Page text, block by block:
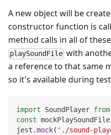
A new object will be
constructor function is
method calls in all of
playSoundFile with
a reference to that same
so it's available during
import SoundPlayer from
const mockPlaySoundFile
jest .mock( './sound-